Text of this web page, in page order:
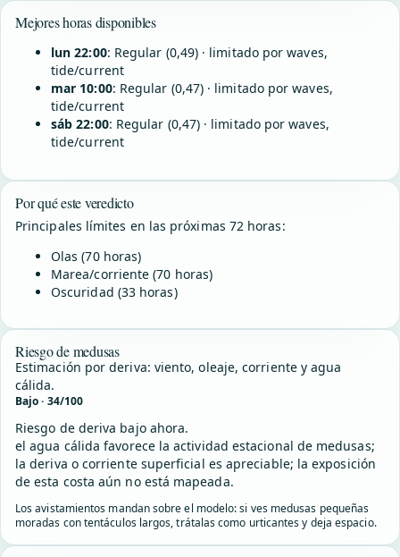
Mejores horas disponibles
lun 22:00: Regular (0,49) · limitado por waves,
tide/current
mar 10:00: Regular (0,47) · limitado por waves,
tide/current
sáb 22:00: Regular (0,47) · limitado por waves,
tide/current
Por qué este veredicto
Principales límites en las próximas 72 horas:
Olas (70 horas)
Marea/corriente (70 horas)
Oscuridad (33 horas)
Riesgo de medusas
Estimación por deriva: viento, oleaje, corriente y agua
cálida.
Bajo · 34/100
Riesgo de deriva bajo ahora.
el agua cálida favorece la actividad estacional de medusas;
la deriva o corriente superficial es apreciable; la exposición
de esta costa aún no está mapeada.
Los avistamientos mandan sobre el modelo: si ves medusas pequeñas
moradas con tentáculos largos, trátalas como urticantes y deja espacio.